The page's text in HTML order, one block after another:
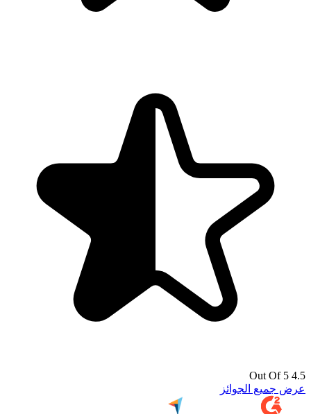
4.5 Out Of 5
عرض جميع الجوائز